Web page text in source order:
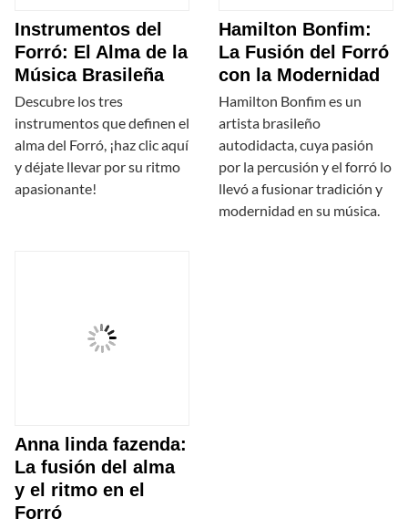
Instrumentos del
Forró: El Alma de la
Música Brasileña
Descubre los tres
instrumentos que definen el
alma del Forró, ¡haz clic aquí
y déjate llevar por su ritmo
apasionante!
Hamilton Bonfim:
La Fusión del Forró
con la Modernidad
Hamilton Bonfim es un
artista brasileño
autodidacta, cuya pasión
por la percusión y el forró lo
llevó a fusionar tradición y
modernidad en su música.
Anna linda fazenda:
La fusión del alma
y el ritmo en el
Forró